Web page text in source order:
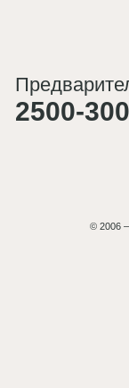
2500-
© 2006